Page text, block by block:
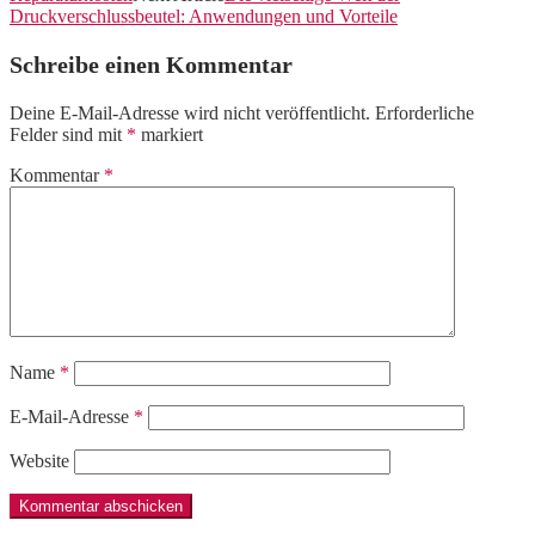
Druckverschlussbeutel: Anwendungen und Vorteile
Schreibe einen Kommentar
Deine E-Mail-Adresse wird nicht veröffentlicht. Erforderliche
Felder sind mit * markiert
Kommentar *
Name *
E-Mail-Adresse *
Website